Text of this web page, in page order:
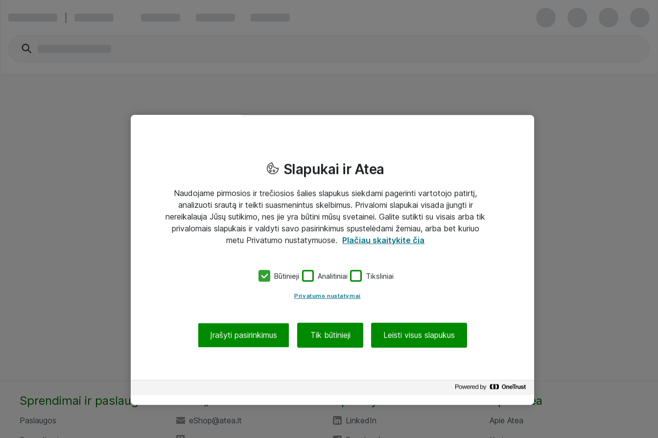
Sprendimai ir paslaugos
Paslaugos
eShop@atea.lt
LinkedIn
Apie Atea
Apie Atea
Slapukai ir Atea
Naudojame pirmosios ir trečiosios šalies slapukus siekdami pagerinti vartotojo patirtį,
analizuoti srautą ir teikti suasmenintus skelbimus. Privalomi slapukai visada įjungti ir
nereikalauja Jūsų sutikimo, nes jie yra būtini mūsų svetainei. Galite sutikti su visais arba tik
privalomais slapukais ir valdyti savo pasirinkimus spustelėdami žemiau, arba bet kuriuo
metu Privatumo nustatymuose. Plačiau skaitykite čia
Būtinieji Analitiniai Tiksliniai
Privatumo nustatymai
Įrašyti pasirinkimus Tik būtinieji Leisti visus slapukus